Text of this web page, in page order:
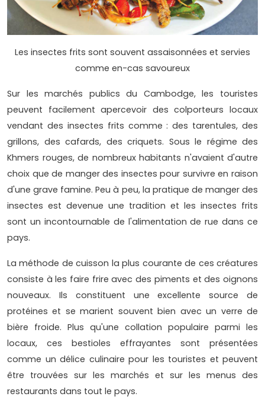
Les insectes frits sont souvent assaisonnées et servies
comme en-cas savoureux
Sur les marchés publics du Cambodge, les touristes
peuvent facilement apercevoir des colporteurs locaux
vendant des insectes frits comme : des tarentules, des
grillons, des cafards, des criquets. Sous le régime des
Khmers rouges, de nombreux habitants n'avaient d'autre
choix que de manger des insectes pour survivre en raison
d'une grave famine. Peu à peu, la pratique de manger des
insectes est devenue une tradition et les insectes frits
sont un incontournable de l'alimentation de rue dans ce
pays.
La méthode de cuisson la plus courante de ces créatures
consiste à les faire frire avec des piments et des oignons
nouveaux. Ils constituent une excellente source de
protéines et se marient souvent bien avec un verre de
bière froide. Plus qu'une collation populaire parmi les
locaux, ces bestioles effrayantes sont présentées
comme un délice culinaire pour les touristes et peuvent
être trouvées sur les marchés et sur les menus des
restaurants dans tout le pays.